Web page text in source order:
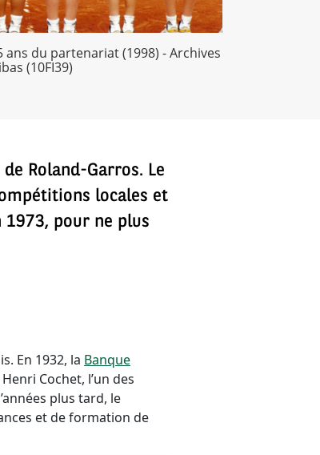
du partenariat (1998) - Archives
(10FI39)
Roland-Garros. Le
locales et
1973, pour ne plus
En 1932, la Banque
Cochet, l’un des
plus tard, le
et de formation de